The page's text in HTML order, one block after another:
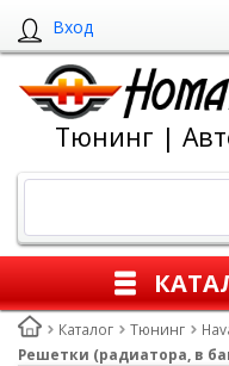
Вход
Тюнинг |
Каталог Тюнинг
Решетки (радиатора, в